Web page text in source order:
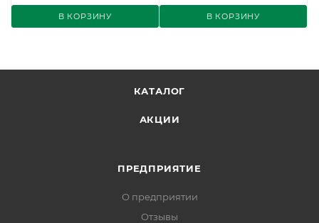
В КОРЗИНУ В КОРЗИНУ
КАТАЛОГ
АКЦИИ
ПРЕДПРИЯТИЕ
О предприятии
Отзывы